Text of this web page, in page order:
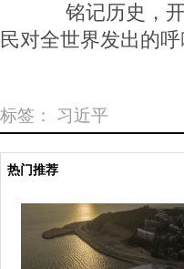
铭记历史，开
民对全世界发出的
标签： 习近平
热门推荐